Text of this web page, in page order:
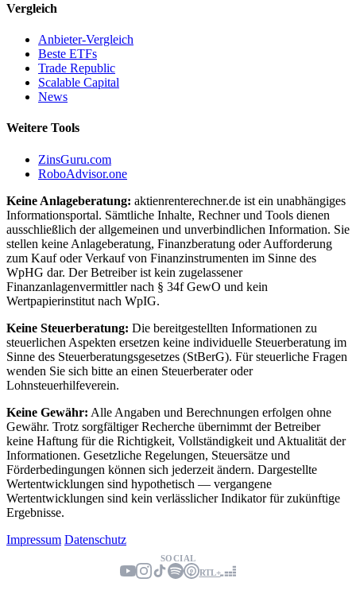
Vergleich
Anbieter-Vergleich
Beste ETFs
Trade Republic
Scalable Capital
News
Weitere Tools
ZinsGuru.com
RoboAdvisor.one
Keine Anlageberatung: aktienrenterechner.de ist ein unabhängiges
Informationsportal. Sämtliche Inhalte, Rechner und Tools dienen
ausschließlich der allgemeinen und unverbindlichen Information. Sie
stellen keine Anlageberatung, Finanzberatung oder Aufforderung
zum Kauf oder Verkauf von Finanzinstrumenten im Sinne des
WpHG dar. Der Betreiber ist kein zugelassener
Finanzanlagenvermittler nach § 34f GewO und kein
Wertpapierinstitut nach WpIG.
Keine Steuerberatung: Die bereitgestellten Informationen zu
steuerlichen Aspekten ersetzen keine individuelle Steuerberatung im
Sinne des Steuerberatungsgesetzes (StBerG). Für steuerliche Fragen
wenden Sie sich bitte an einen Steuerberater oder
Lohnsteuerhilfeverein.
Keine Gewähr: Alle Angaben und Berechnungen erfolgen ohne
Gewähr. Trotz sorgfältiger Recherche übernimmt der Betreiber
keine Haftung für die Richtigkeit, Vollständigkeit und Aktualität der
Informationen. Gesetzliche Regelungen, Steuersätze und
Förderbedingungen können sich jederzeit ändern. Dargestellte
Wertentwicklungen sind hypothetisch — vergangene
Wertentwicklungen sind kein verlässlicher Indikator für zukünftige
Ergebnisse.
Impressum Datenschutz
SOCIAL
RTL+